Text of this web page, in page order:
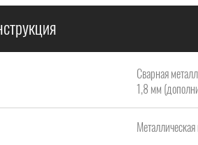
Сварная
1,8 мм